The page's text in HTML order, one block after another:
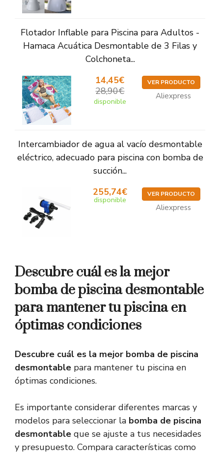
Flotador Inflable para Piscina para Adultos -
Hamaca Acuática Desmontable de 3 Filas y
Colchoneta...
14,45€
28,90€
disponible
VER PRODUCTO
Aliexpress
Intercambiador de agua al vacío desmontable
eléctrico, adecuado para piscina con bomba de
succión...
255,74€
disponible
VER PRODUCTO
Aliexpress
Descubre cuál es la mejor
bomba de piscina desmontable
para mantener tu piscina en
óptimas condiciones
Descubre cuál es la mejor bomba de piscina
desmontable para mantener tu piscina en
óptimas condiciones.
Es importante considerar diferentes marcas y
modelos para seleccionar la bomba de piscina
desmontable que se ajuste a tus necesidades
y presupuesto. Compara características como